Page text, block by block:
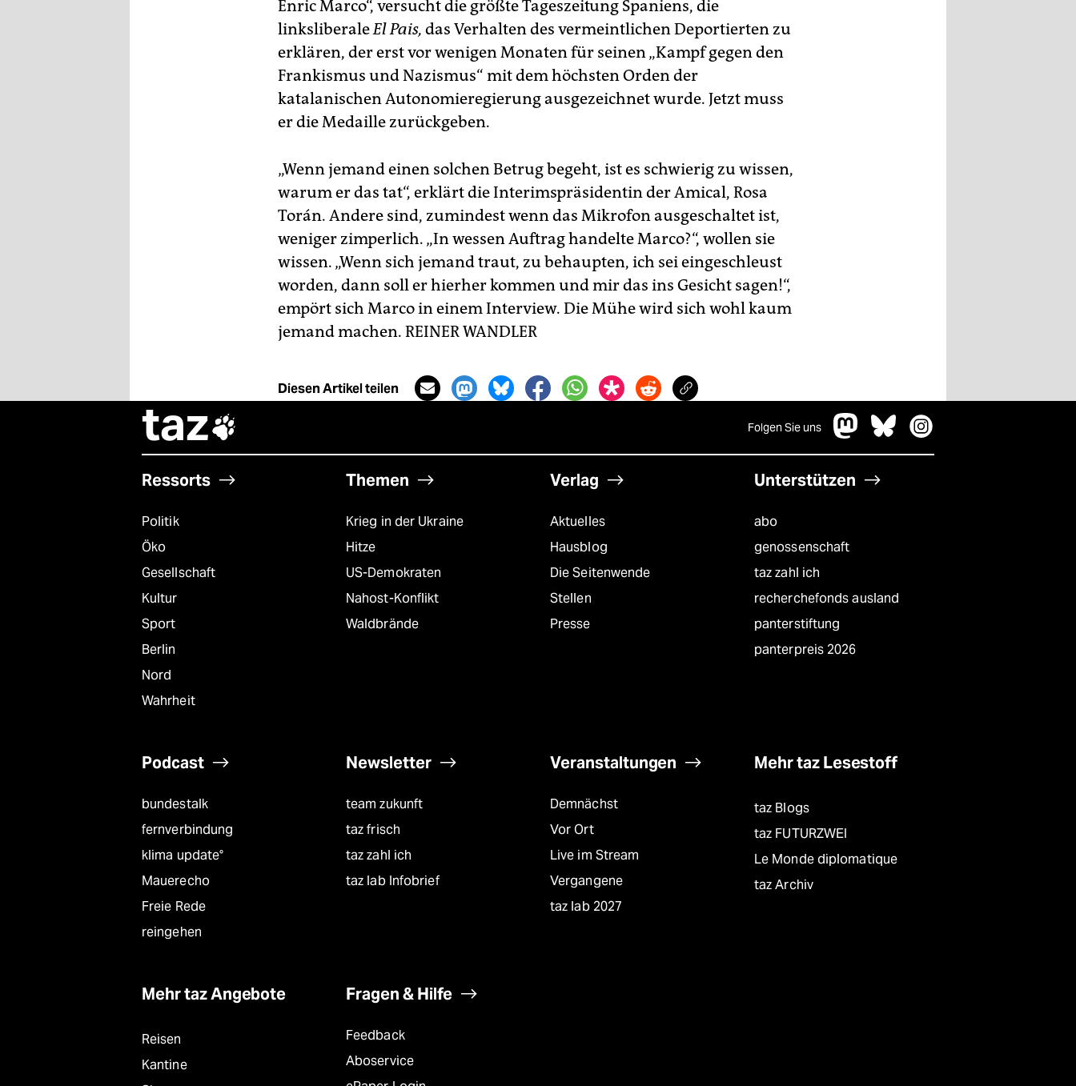
Enric Marco“, versucht die größte Tageszeitung Spaniens, die
linksliberaleEl Pais, das Verhalten des vermeintlichen Deportierten zu
erklären, der erst vor wenigen Monaten für seinen „Kampf gegen den
Frankismus und Nazismus“ mit dem höchsten Orden der
katalanischen Autonomieregierung ausgezeichnet wurde. Jetzt muss
er die Medaille zurückgeben.
„Wenn jemand einen solchen Betrug begeht, ist es schwierig zu wissen,
warum er das tat“, erklärt die Interimspräsidentin der Amical, Rosa
Torán. Andere sind, zumindest wenn das Mikrofon ausgeschaltet ist,
weniger zimperlich. „In wessen Auftrag handelte Marco?“, wollen sie
wissen. „Wenn sich jemand traut, zu behaupten, ich sei eingeschleust
worden, dann soll er hierher kommen und mir das ins Gesicht sagen!“,
empört sich Marco in einem Interview. Die Mühe wird sich wohl kaum
jemand machen. REINER WANDLER
Diesen Artikel teilen
taz Folgen Sie uns
Ressorts
Politik
Öko
Gesellschaft
Kultur
Sport
Berlin
Nord
Wahrheit
Themen
Krieg in der Ukraine
Hitze
US-Demokraten
Nahost-Konflikt
Waldbrände
Verlag
Aktuelles
Hausblog
Die Seitenwende
Stellen
Presse
Unterstützen
abo
genossenschaft
taz zahl ich
recherchefonds ausland
panterstiftung
panterpreis 2026
Podcast
bundestalk
fernverbindung
klima update°
Mauerecho
Freie Rede
reingehen
Newsletter
team zukunft
taz frisch
taz zahl ich
taz lab Infobrief
Veranstaltungen
Demnächst
Vor Ort
Live im Stream
Vergangene
taz lab 2027
Mehr taz Lesestoff
taz Blogs
taz FUTURZWEI
Le Monde diplomatique
taz Archiv
Mehr taz Angebote
Reisen
Kantine
Fragen & Hilfe
Feedback
Aboservice